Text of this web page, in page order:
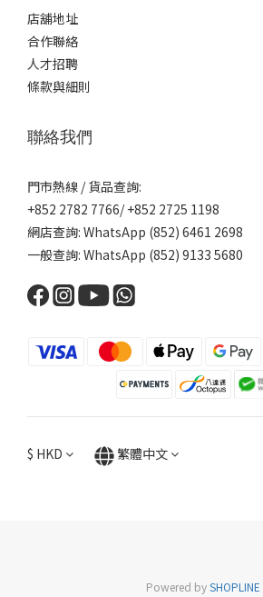
店舖地址
合作聯絡
人才招聘
條款與細則
聯絡我們
門市熱線 / 貨品查詢:
+852 2782 7766/ +852 2725 1198
網店查詢: WhatsApp (852) 6461 2698
一般查詢: WhatsApp (852) 9133 5680
$ HKD 繁體中文
Powered bySHOPLINE